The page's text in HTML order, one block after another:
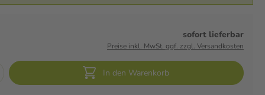
sofort lieferbar
Preise inkl. MwSt. ggf. zzgl. Versandkosten
In den Warenkorb